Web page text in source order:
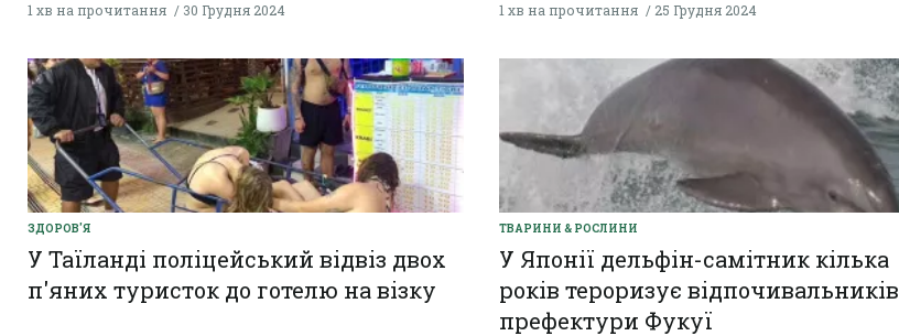
1 хв на прочитання 30 Грудня 2024 1 хв на прочитання 25 Грудня 2024
ЗДОРОВ'Я
У Таїланді поліцейський відвіз двох
п'яних туристок до готелю на візку
ТВАРИНИ & РОСЛИНИ
У Японії дельфін-самітник кілька
років тероризує відпочивальників
префектури Фукуї